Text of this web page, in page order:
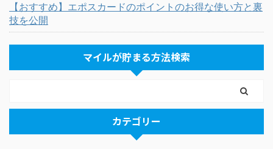
【おすすめ】エポスカードのポイントのお得な使い方と裏
技を公開
マイルが貯まる方法検索
カテゴリー